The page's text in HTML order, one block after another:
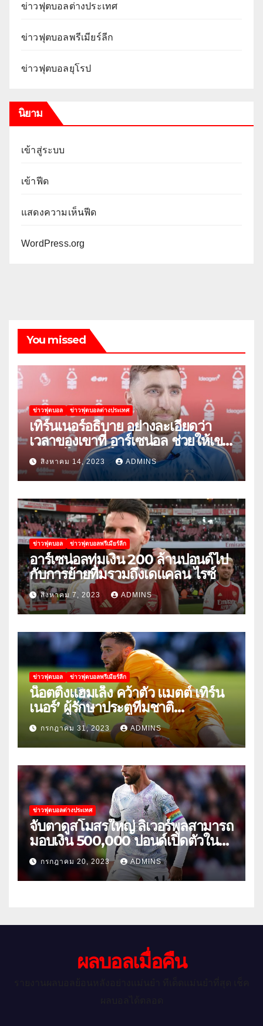
ข่าวฟุตบอลต่างประเทศ
ข่าวฟุตบอลพรีเมียร์ลีก
ข่าวฟุตบอลยุโรป
นิยาม
เข้าสู่ระบบ
เข้าฟีด
แสดงความเห็นฟีด
WordPress.org
You missed
ข่าวฟุตบอล ข่าวฟุตบอลต่างประเทศ
เทิร์นเนอร์อธิบาย อย่างละเอียดว่า
เวลาของเขาที่ อาร์เซน่อล ช่วยให้เขา
พัฒนาได้อย่างไร
สิงหาคม 14, 2023 ADMINS
ข่าวฟุตบอล ข่าวฟุตบอลพรีเมียร์ลีก
อาร์เซน่อลทุ่มเงิน 200 ล้านปอนด์ไป
กับการย้ายทีมรวมถึงเดแคลน ไรซ์
สิงหาคม 7, 2023 ADMINS
ข่าวฟุตบอล ข่าวฟุตบอลพรีเมียร์ลีก
น็อตติ้งแฮมเล็ง คว้าตัว แมตต์ เทิร์น
เนอร์’ ผู้รักษาประตูทีมชาติ
สหรัฐอเมริกา
กรกฎาคม 31, 2023 ADMINS
ข่าวฟุตบอลต่างประเทศ
จับตาดูสโมสรใหญ่ ลิเวอร์พูลสามารถ
มอบเงิน 500,000 ปอนด์เปิดตัวใน
เกมกระชับมิตรนัดแรกของฤดูร้อน
กรกฎาคม 20, 2023 ADMINS
ผลบอลเมื่อคืน